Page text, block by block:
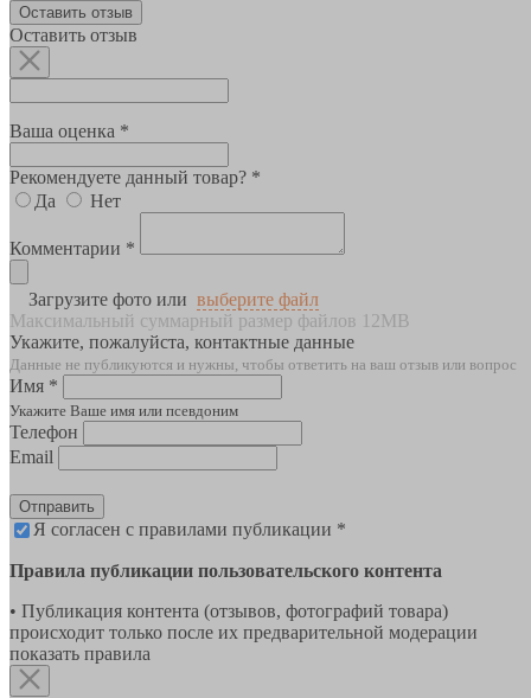
Оставить отзыв
Оставить отзыв
Ваша оценка *
Рекомендуете данный товар? *
Да
Нет
Комментарии *
Загрузите фото или выберите файл
Максимальный суммарный размер файлов 12MB
Укажите, пожалуйста, контактные данные
Данные не публикуются и нужны, чтобы ответить на ваш отзыв или вопрос
Имя *
Укажите Ваше имя или псевдоним
Телефон
Email
Отправить
Я согласен с правилами публикации *
Правила публикации пользовательского контента
• Публикация контента (отзывов, фотографий товара)
происходит только после их предварительной модерации
показать правила